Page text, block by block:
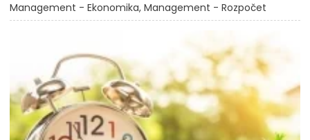
Management - Ekonomika Management - Rozpočet